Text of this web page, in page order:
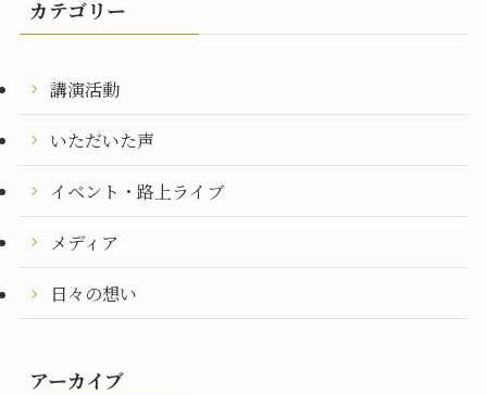
カテゴリー
講演活動
いただいた声
イベント・路上ライブ
メディア
日々の想い
アーカイブ